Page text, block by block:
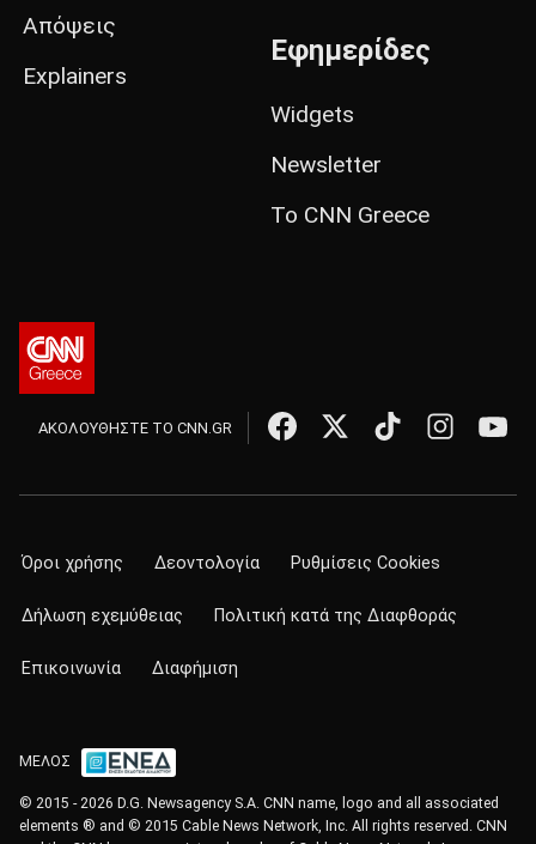
Απόψεις
Explainers
Εφημερίδες
Widgets
Newsletter
Το CNN Greece
ΑΚΟΛΟΥΘΗΣΤΕ ΤΟ CNN.GR
Όροι χρήσης Δεοντολογία Ρυθμίσεις Cookies
Δήλωση εχεμύθειας Πολιτική κατά της Διαφθοράς
Επικοινωνία Διαφήμιση
ΜΕΛΟΣ
© 2015 - 2026 D.G. Newsagency S.A. CNN name, logo and all associated
elements ® and © 2015 Cable News Network, Inc. All rights reserved. CNN